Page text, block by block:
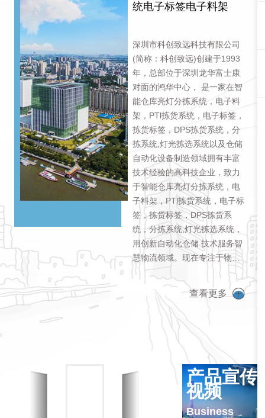
统电子标签电子料架
深圳市科创致远科技有限公司
(简称：科创致远)创建于1993
年，总部位于深圳龙华富士康
对面的鸿华中心， 是一家在智
能仓库亮灯分拣系统，电子料
架，PTl拣货系统，电子标签，
拣货标签，DPS拣货系统，分
拣系统,灯光拣选系统以及仓储
自动化设备制造领域拥有丰富
技术经验的高科技企业，致力
于智能仓库亮灯分拣系统，电
子料架，PTl拣货系统，电子标
签，拣货标签，DPS拣货系
统，分拣系统,灯光拣选系统，
用创新自动化仓储 技术服务智
慧物流领域。现在专注于物流
智能分拣设备、电商仓库分
拣、 条码采集设备以及智能输
送系统的研发、生产和销售。
公司拥有强大的技术 背景和深
厚的自主研发能力，核心团队
来自于富士康和华为，且与多
家大学自动化实验室达成深度
合作，95%技术人才拥有本科
或者硕士学历。 目前沃港智能
查看更多
产品宣传
视频
Business